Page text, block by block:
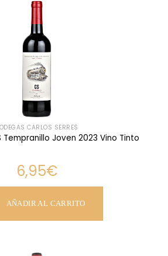
CARLOS SERRES
Tempranillo Joven 2023 Vino Tinto
6,95€
AÑADIR AL CARRITO